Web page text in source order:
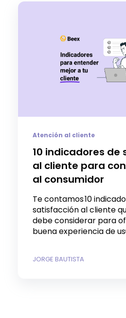
Atención al cliente
10 indicadores de
al cliente para
al consumidor
Te contamos 10
satisfacción al cliente
debe considerar para
buena experiencia de
JORGE BAUTISTA